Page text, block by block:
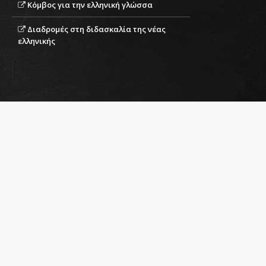
Ευελπιστούμε ότι η
αποτελέσει τη βάση και θα
Κόμβος για την ελληνική γλώσσα
Διαδρομές στη διδασκαλία της νέας
ελληνικής